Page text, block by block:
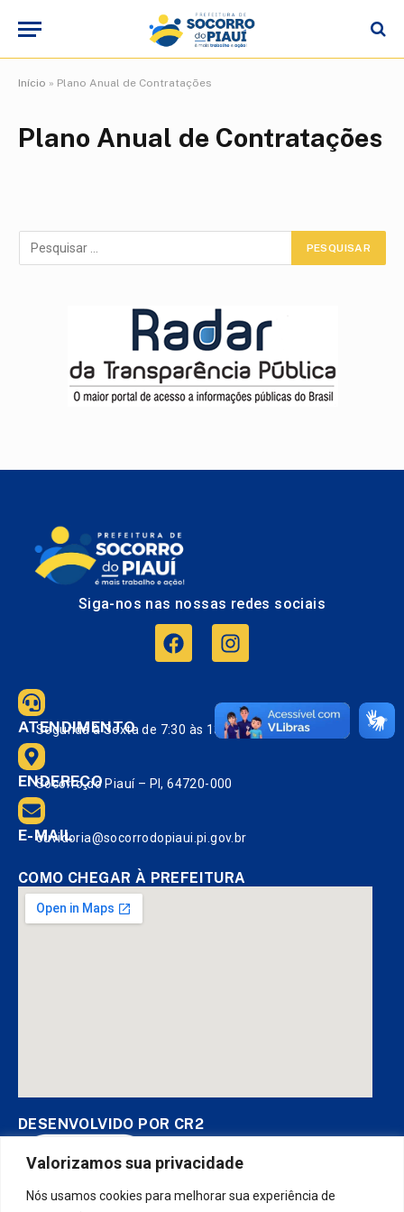
Valorizamos sua privacidade
Nós usamos cookies para melhorar sua experiência de
Início » Plano Anual de Contratações
Plano Anual de Contratações
Siga-nos nas nossas redes sociais
ATENDIMENTO
Segunda à Sexta de 7:30 às 13:30.
ENDEREÇO
Socorro do Piauí – PI, 64720-000
E-MAIL
ouvidoria@socorrodopiaui.pi.gov.br
COMO CHEGAR À PREFEITURA
DESENVOLVIDO POR CR2
Muito mais quecriar siteousistema para prefeituras! Realizamos